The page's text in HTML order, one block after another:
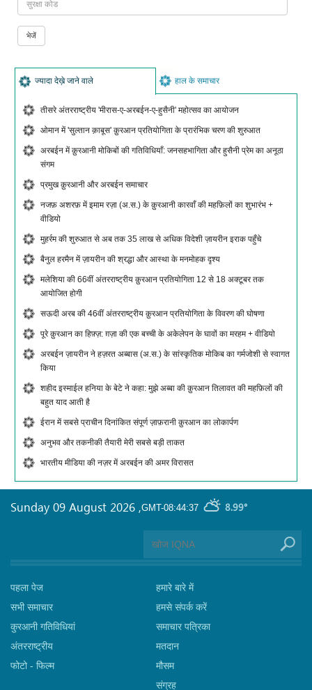
ज्यादा देख़े जाने वाले हाल के समाचार
तीसरे अंतरराष्ट्रीय 'मीरास-ए-अरबईन-ए-हुसैनी' महोत्सव का आयोजन
ओमान में 'सुल्तान क़ाबूस' क़ुरआन प्रतियोगिता के प्रारंभिक चरण की शुरुआत
अरबईन में क़ुरआनी मोकिबों की गतिविधियाँ: जनसहभागिता और हुसैनी प्रेम का अनूठा
संगम
प्रमुख क़ुरआनी और अरबईन समाचार
नजफ़ अशरफ़ में इमाम रज़ा (अ.स.) के क़ुरआनी कारवाँ की महफ़िलों का शुभारंभ +
वीडियो
मुहर्रम की शुरुआत से अब तक 35 लाख से अधिक विदेशी ज़ायरीन इराक पहुँचे
बैनुल हरमैन में ज़ायरीन की श्रद्धा और आस्था के मनमोहक दृश्य
मलेशिया की 66वीं अंतरराष्ट्रीय क़ुरआन प्रतियोगिता 12 से 18 अक्टूबर तक
आयोजित होगी
सऊदी अरब की 46वीं अंतरराष्ट्रीय क़ुरआन प्रतियोगिता के विवरण की घोषणा
पूरे क़ुरआन का हिफ़्ज़: ग़ज़ा की एक बच्ची के अकेलेपन के घावों का मरहम + वीडियो
अरबईन ज़ायरीन ने हज़रत अब्बास (अ.स.) के सांस्कृतिक मोकिब का गर्मजोशी से स्वागत
किया
शहीद इस्माईल हनिया के बेटे ने कहा: मुझे अब्बा की क़ुरआन तिलावत की महफ़िलों की
बहुत याद आती है
ईरान में सबसे प्राचीन दिनांकित संपूर्ण ज़ाफ़रानी क़ुरआन का लोकार्पण
अनुभव और तकनीकी तैयारी मेरी सबसे बड़ी ताकत
भारतीय मीडिया की नज़र में अरबईन की अमर विरासत
GMT-08:44:37 8.99°
Sunday 09 August 2026 ,
पहला पेज
सभी समाचार
कुरआनी गतिविधियां
अंतरराष्ट्रीय
फोटो - फिल्म
हमारे बारे में
हमसे संपर्क करें
समाचार पत्रिका
मतदान
मौसम
संग्रह